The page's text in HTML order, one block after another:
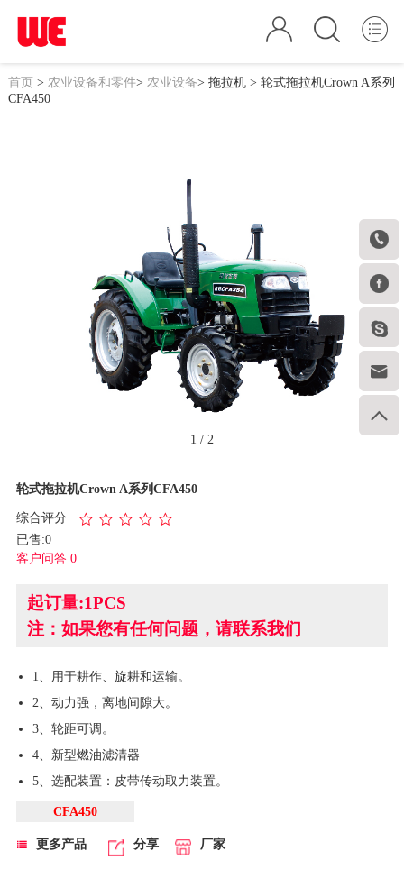





首页> 农业设备和零件> 农业设备> 拖拉机> 轮式拖拉机Crown A系列
CFA450
1 / 2
轮式拖拉机Crown A系列CFA450
综合评分
已售:0
客户问答 0
起订量:1PCS
注：如果您有任何问题，请联系我们
1、用于耕作、旋耕和运输。
2、动力强，离地间隙大。
3、轮距可调。
4、新型燃油滤清器
5、选配装置：皮带传动取力装置。
CFA450
更多产品 分享 厂家